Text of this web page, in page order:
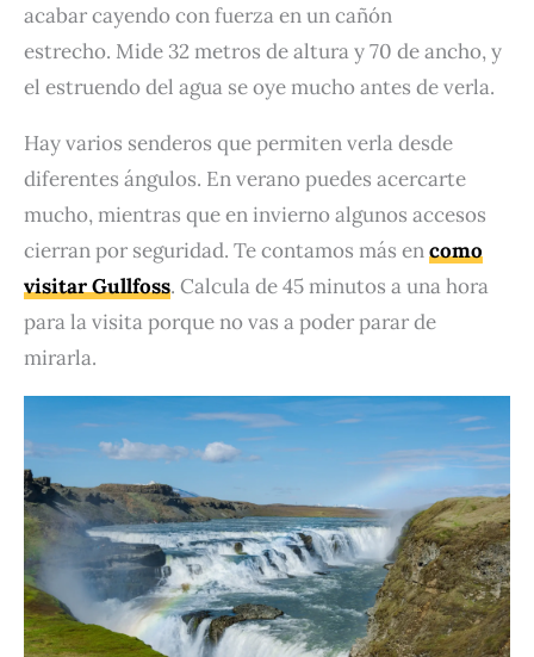
acabar cayendo con fuerza en un cañón
estrecho. Mide 32 metros de altura y 70 de ancho, y
el estruendo del agua se oye mucho antes de verla.
Hay varios senderos que permiten verla desde
diferentes ángulos. En verano puedes acercarte
mucho, mientras que en invierno algunos accesos
cierran por seguridad. Te contamos más encomo
visitar Gullfoss. Calcula de 45 minutos a una hora
para la visita porque no vas a poder parar de
mirarla.